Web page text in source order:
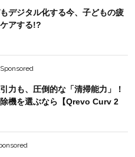
デジタル化する今、子どもの疲
アする!?
Sponsored
力も、圧倒的な「清掃能力」！
機を選ぶなら【Qrevo Curv 2